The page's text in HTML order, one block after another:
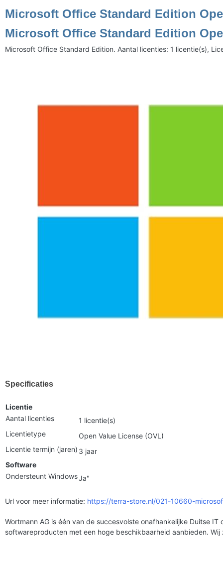
Microsoft Office Standard Edition
Microsoft Office Standard Edition
Microsoft Office Standard Edition. Aantal licenties: 1 licentie(s),
Specificaties
Licentie
Aantal licenties
1 licentie(s)
Licentietype
Open Value License (OVL)
Licentie termijn (jaren) 3 jaar
Software
Ondersteunt WindowsJa"
Url voor meer informatie: https://terra-store.nl/021-10660-
Wortmann AG is één van de succesvolste onafhankelijke Duitse
softwareproducten met een hoge beschikbaarheid aanbieden.